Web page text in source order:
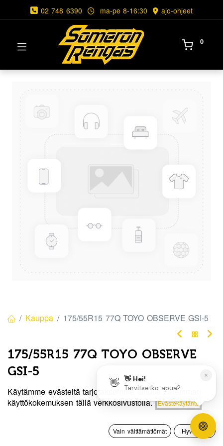
Hinta:
Lisää ostoskoriin
0
Toivelista Tili
02 748 6390 ma-pe 8-16:30 ajo-ohjeet
0
Kauppa 175/55R15 77Q TOYO OBSERVE GSI-5
175/55R15 77Q TOYO OBSERVE
GSI-5
EAN:4981910761563 Tuotekoodi:290735
Tällä tuotteella ei ole kelvollista yhdistelmää.
Käytämme evästeitä tarjotaksemme sinulle paremman
käyttökokemuksen tällä verkkosivustolla.
Evästekäytäntö
Vain välttämättömät Hyväksyn